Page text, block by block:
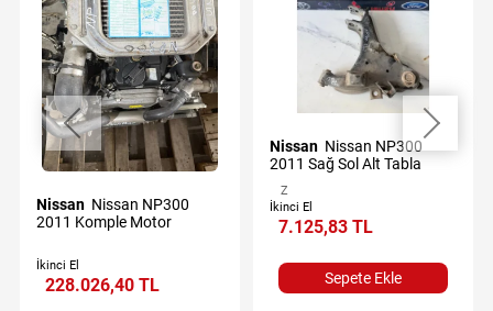
Nissan
2011 Komple Motor
İkinci El
228.026,40 TL
Nissan
2011 Sağ Sol Alt Tabla
Z
İkinci El
7.125,83 TL
Sepete Ekle